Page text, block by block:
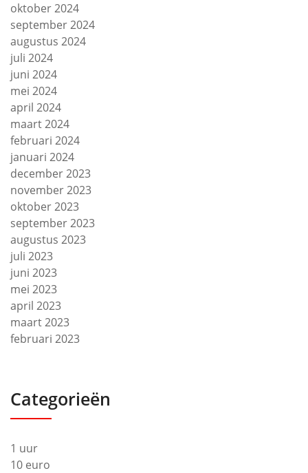
oktober 2024
september 2024
augustus 2024
juli 2024
juni 2024
mei 2024
april 2024
maart 2024
februari 2024
januari 2024
december 2023
november 2023
oktober 2023
september 2023
augustus 2023
juli 2023
juni 2023
mei 2023
april 2023
maart 2023
februari 2023
Categorieën
1 uur
10 euro